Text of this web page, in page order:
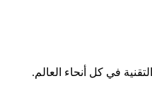
في كل أنحاء العالم.